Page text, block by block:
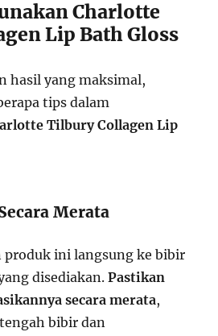
Charlotte
Lip Bath Gloss
hasil yang maksimal,
tips dalam
Tilbury Collagen Lip
Merata
produk ini langsung ke bibir
disediakan.Pastikan
secara merata,
bibir dan